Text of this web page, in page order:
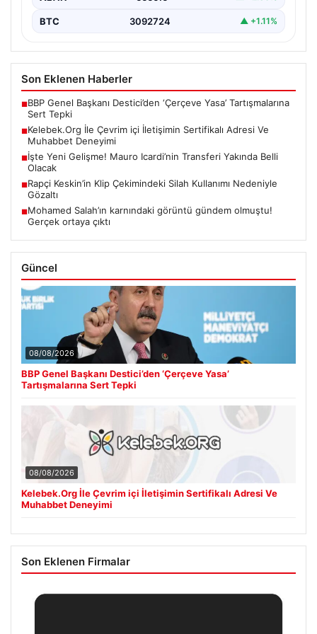
BTC 3092724 ▲ +1.11%
Son Eklenen Haberler
■BBP Genel Başkanı Destici’den ‘Çerçeve Yasa’ Tartışmalarına
Sert Tepki
■Kelebek.Org İle Çevrim içi İletişimin Sertifikalı Adresi Ve
Muhabbet Deneyimi
■İşte Yeni Gelişme! Mauro Icardi’nin Transferi Yakında Belli
Olacak
■Rapçi Keskin’in Klip Çekimindeki Silah Kullanımı Nedeniyle
Gözaltı
■Mohamed Salah’ın karnındaki görüntü gündem olmuştu!
Gerçek ortaya çıktı
Güncel
08/08/2026
BBP Genel Başkanı Destici’den ‘Çerçeve Yasa’
Tartışmalarına Sert Tepki
08/08/2026
Kelebek.Org İle Çevrim içi İletişimin Sertifikalı Adresi Ve
Muhabbet Deneyimi
Son Eklenen Firmalar